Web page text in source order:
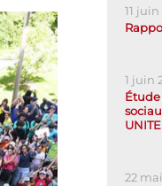
11
1 juin
22